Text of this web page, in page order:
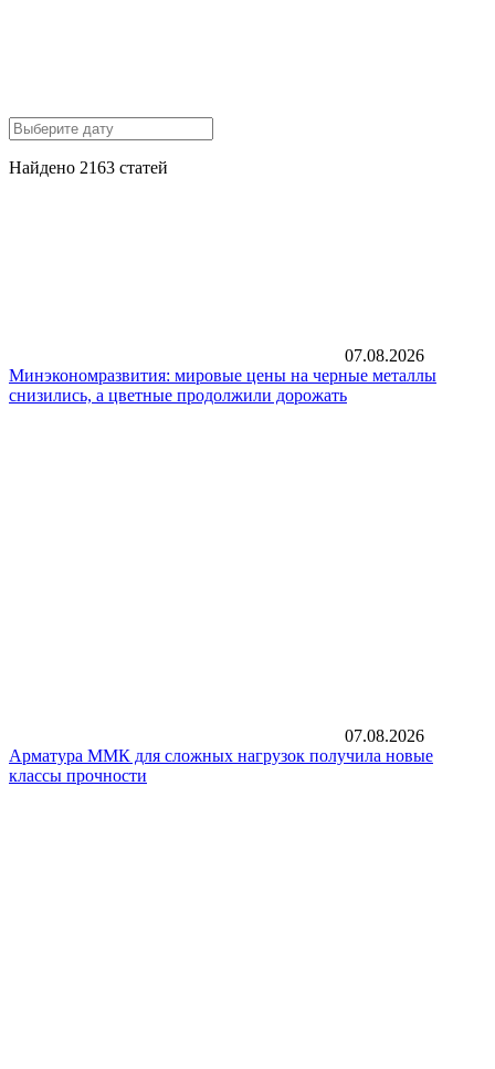
Найдено 2163 статей
07.08.2026
Минэкономразвития: мировые цены на черные металлы
снизились, а цветные продолжили дорожать
07.08.2026
Арматура ММК для сложных нагрузок получила новые
классы прочности